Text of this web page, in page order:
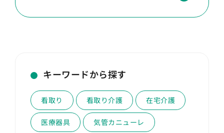
キーワードから探す
看取り 看取り介護 在宅介護
医療器具 気管カニューレ